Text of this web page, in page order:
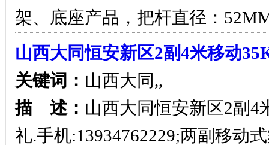
架、底座产品，把杆直径：
山西大同恒安新区2副4米移动
关键词： 山西大同,,
描 述： 山西大同恒安新区2副4
礼.手机:13934762229;两副移动